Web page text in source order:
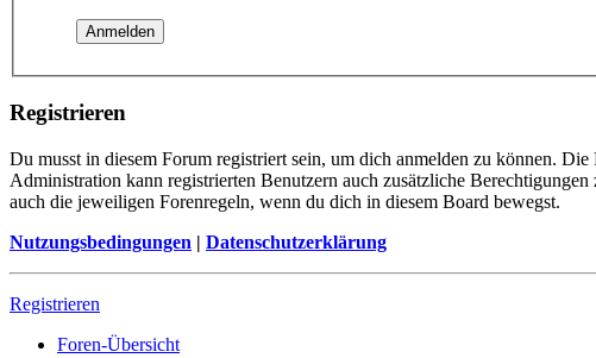
Registrieren
Du musst in diesem Forum registriert sein, um dich anmelden zu können.
Administration kann registrierten Benutzern auch zusätzliche
auch die jeweiligen Forenregeln, wenn du dich in diesem Board bewegst.
Nutzungsbedingungen | Datenschutzerklärung
Registrieren
Foren-Übersicht